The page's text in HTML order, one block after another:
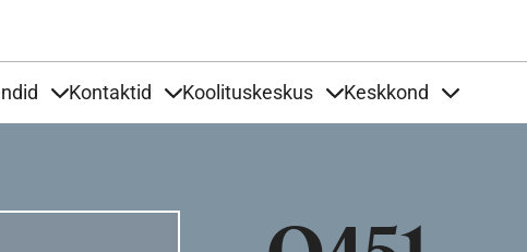
Kontaktid Koolituskeskus Keskkond